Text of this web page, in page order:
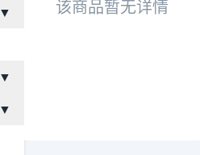
▼
▼
▼
该商品暂无详情